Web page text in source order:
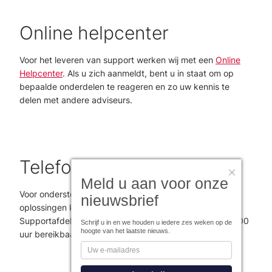
Online helpcenter
Voor het leveren van support werken wij met een Online
Helpcenter. Als u zich aanmeldt, bent u in staat om op
bepaalde onderdelen te reageren en zo uw kennis te
delen met andere adviseurs.
Telefonisch contact
Voor ondersteuning bij het gebruik van een van de Figlo
oplossingen kunt u contact opnemen met onze
Supportafdeling. Zij zijn op werkdagen van 8.30 tot 17.00
uur bereikbaar via 010-264 6666.
Meld u aan voor onze
nieuwsbrief
Schrijf u in en we houden u iedere zes weken op de
hoogte van het laatste nieuws.